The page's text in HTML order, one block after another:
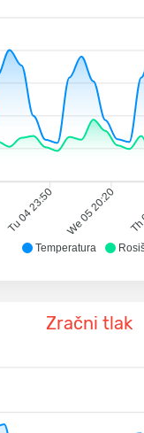
Temperatura
Tu 04 23:50 We 05 20:20
Zračni tlak